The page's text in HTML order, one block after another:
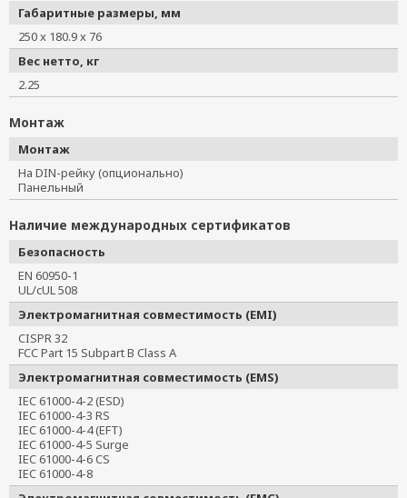
Габаритные размеры, мм
250 x 180.9 x 76
Вес нетто, кг
2.25
Монтаж
Монтаж
На DIN-рейку (опционально)
Панельный
Наличие международных сертификатов
Безопасность
EN 60950-1
UL/cUL 508
Электромагнитная совместимость (EMI)
CISPR 32
FCC Part 15 Subpart B Class A
Электромагнитная совместимость (EMS)
IEC 61000-4-2 (ESD)
IEC 61000-4-3 RS
IEC 61000-4-4 (EFT)
IEC 61000-4-5 Surge
IEC 61000-4-6 CS
IEC 61000-4-8